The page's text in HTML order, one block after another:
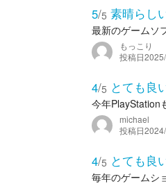
5/5 素晴らし
最新のゲームソ
もっこり
投稿日
4/5 とても良
今年PlayStation
michael
投稿日
4/5 とても良
毎年のゲームシ